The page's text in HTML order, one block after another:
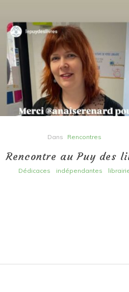
Dans Rencontres
Rencontre au Puy des
Dédicaces indépendantes